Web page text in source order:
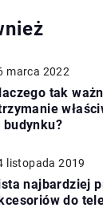
marca 2022
tak
budynku?
listopada 2019
najbardziej
do